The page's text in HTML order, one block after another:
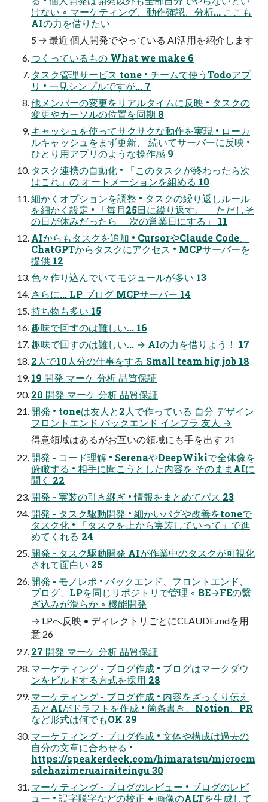
けない ◦ マーケティング、動作確認、分析... ここも
AIの⼒を借りたい
5 → 最近 個人開発でやっている AI活用を紹介します
つくっているもの What we make 6
タスク管理サービス tone • チームで使うTodoアプ
リ • ⼀⾒シンプルですが... 7
他メンバーの変更をリアルタイムに反映 • タスクの
変更やカーソルの位置を同期 8
キャッシュを使ってサクサクな動作を実現 • ローカ
ルキャッシュをまず更新、 続いてサーバーに反映 •
ひとり⽤アプリのような操作感 9
タスク連携の⾃動化 • 「このタスクが終わったら次
はこれ」の オートメーションを組める 10
細かくオプションを調整 • タスクの繰り返しルール
を細かく設定 • 「毎⽉25⽇に繰り返す。 ただしそ
の⽇が休みだったら 次の営業⽇にする」 11
AIからもタスクを追加 • CursorやClaude Code、
ChatGPTからタスクにアクセス • MCPサーバーを
提供 12
⾊々作り込んでいてモジュールが多い 13
さらに... LP ブログ MCPサーバー 14
持ち物も多い 15
趣味で回すのは難しい... 16
趣味で回すのは難しい... → AIの力を借りよう！ 17
2⼈で10⼈分の仕事をする Small team big job 18
19 開発 マーケ 分析 品質保証
20 開発 マーケ 分析 品質保証
開発 • toneは友⼈と2⼈で作っている ⾃分 デザイン
フロントエンド バックエンド インフラ 友⼈ →
得意領域はあるがお互いの領域にも手を出す 21
開発 - コード理解 • SerenaやDeepWikiで全体像を
俯瞰する • 相⼿に聞こうとした内容を そのままAIに
聞く 22
開発 - 実装の引き継ぎ • 情報をまとめてパス 23
開発 - タスク駆動開発 • 細かいバグや改善をtoneで
タスク化 • 「タスクを上から実装していって」で進
めてくれる 24
開発 - タスク駆動開発 AIが作業中のタスクが可視化
されて面白い 25
開発 - モノレポ • バックエンド、フロントエンド、
ブログ、LPを同じリポジトリで管理 ◦ BE→FEの繋
ぎ込みが滑らか ◦ 機能開発
→ LPへ反映 • ディレクトリごとにCLAUDE.mdを⽤
意 26
27 開発 マーケ 分析 品質保証
マーケティング - ブログ作成 • ブログはマークダウ
ンをビルドする⽅式を採⽤ 28
マーケティング - ブログ作成 • 内容をざっくり伝え
るとAIがドラフトを作成 • 箇条書き、Notion、PR
など形式は何でもOK 29
マーケティング - ブログ作成 • ⽂体や構成は過去の
⾃分の⽂章に合わせる •
https://speakerdeck.com/himaratsu/microcm
sdehazimeruairaiteingu 30
マーケティング - ブログのレビュー • ブログのレビ
ュー • 誤字脱字などの校正 + 画像のALTを⽣成して